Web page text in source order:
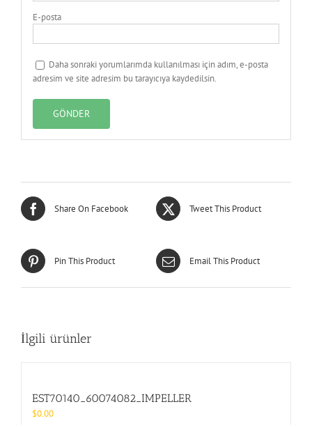
E-posta
Daha sonraki yorumlarımda kullanılması için adım, e-posta
adresim ve site adresim bu tarayıcıya kaydedilsin.
Share On Facebook Tweet This Product
Pin This Product Email This Product
İlgili ürünler
EST70140_60074082_IMPELLER
$0.00